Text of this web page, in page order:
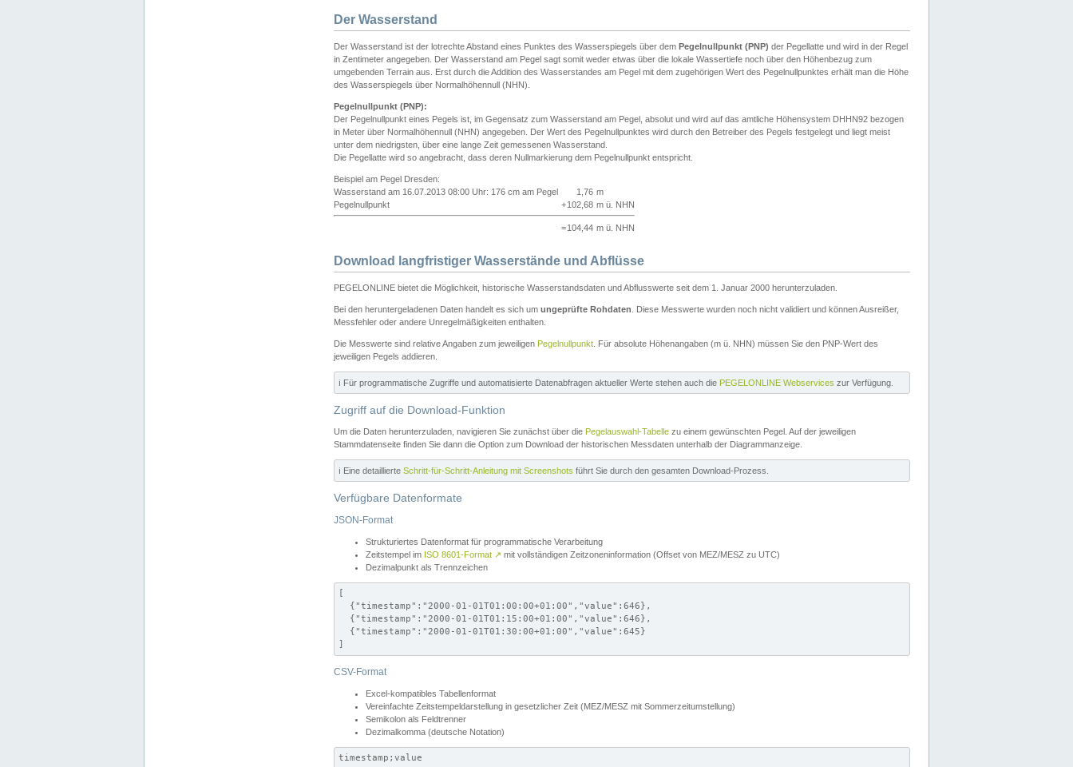
Der Wasserstand
Der Wasserstand ist der lotrechte Abstand eines Punktes des Wasserspiegels über dem Pegelnullpunkt (PNP) der Pegellatte und wird in der Regel
in Zentimeter angegeben. Der Wasserstand am Pegel sagt somit weder etwas über die lokale Wassertiefe noch über den Höhenbezug zum
umgebenden Terrain aus. Erst durch die Addition des Wasserstandes am Pegel mit dem zugehörigen Wert des Pegelnullpunktes erhält man die Höhe
des Wasserspiegels über Normalhöhennull (NHN).
Pegelnullpunkt (PNP):
Der Pegelnullpunkt eines Pegels ist, im Gegensatz zum Wasserstand am Pegel, absolut und wird auf das amtliche Höhensystem DHHN92 bezogen
in Meter über Normalhöhennull (NHN) angegeben. Der Wert des Pegelnullpunktes wird durch den Betreiber des Pegels festgelegt und liegt meist
unter dem niedrigsten, über eine lange Zeit gemessenen Wasserstand.
Die Pegellatte wird so angebracht, dass deren Nullmarkierung dem Pegelnullpunkt entspricht.
Beispiel am Pegel Dresden:
Wasserstand am 16.07.2013 08:00 Uhr: 176 cm am Pegel
1,76 m
Pegelnullpunkt
+102,68 m ü. NHN
=104,44 m ü. NHN
Download langfristiger Wasserstände und Abflüsse
PEGELONLINE bietet die Möglichkeit, historische Wasserstandsdaten und Abflusswerte seit dem 1. Januar 2000 herunterzuladen.
Bei den heruntergeladenen Daten handelt es sich um ungeprüfte Rohdaten . Diese Messwerte wurden noch nicht validiert und können Ausreißer,
Messfehler oder andere Unregelmäßigkeiten enthalten.
Die Messwerte sind relative Angaben zum jeweiligen Pegelnullpunkt . Für absolute Höhenangaben (m ü. NHN) müssen Sie den PNP-Wert des
jeweiligen Pegels addieren.
ℹ️ Für programmatische Zugriffe und automatisierte Datenabfragen aktueller Werte stehen auch die PEGELONLINE Webservices zur Verfügung.
Zugriff auf die Download-Funktion
Um die Daten herunterzuladen, navigieren Sie zunächst über die Pegelauswahl-Tabelle zu einem gewünschten Pegel. Auf der jeweiligen
Stammdatenseite finden Sie dann die Option zum Download der historischen Messdaten unterhalb der Diagrammanzeige.
ℹ️ Eine detaillierte Schritt-für-Schritt-Anleitung mit Screenshots führt Sie durch den gesamten Download-Prozess.
Verfügbare Datenformate
JSON-Format
Strukturiertes Datenformat für programmatische Verarbeitung
Zeitstempel im ISO 8601-Format ↗ mit vollständigen Zeitzoneninformation (Offset von MEZ/MESZ zu UTC)
Dezimalpunkt als Trennzeichen
[
  {"timestamp":"2000-01-01T01:00:00+01:00","value":646},
  {"timestamp":"2000-01-01T01:15:00+01:00","value":646},
  {"timestamp":"2000-01-01T01:30:00+01:00","value":645}
]
CSV-Format
Excel-kompatibles Tabellenformat
Vereinfachte Zeitstempeldarstellung in gesetzlicher Zeit (MEZ/MESZ mit Sommerzeitumstellung)
Semikolon als Feldtrenner
Dezimalkomma (deutsche Notation)
timestamp;value